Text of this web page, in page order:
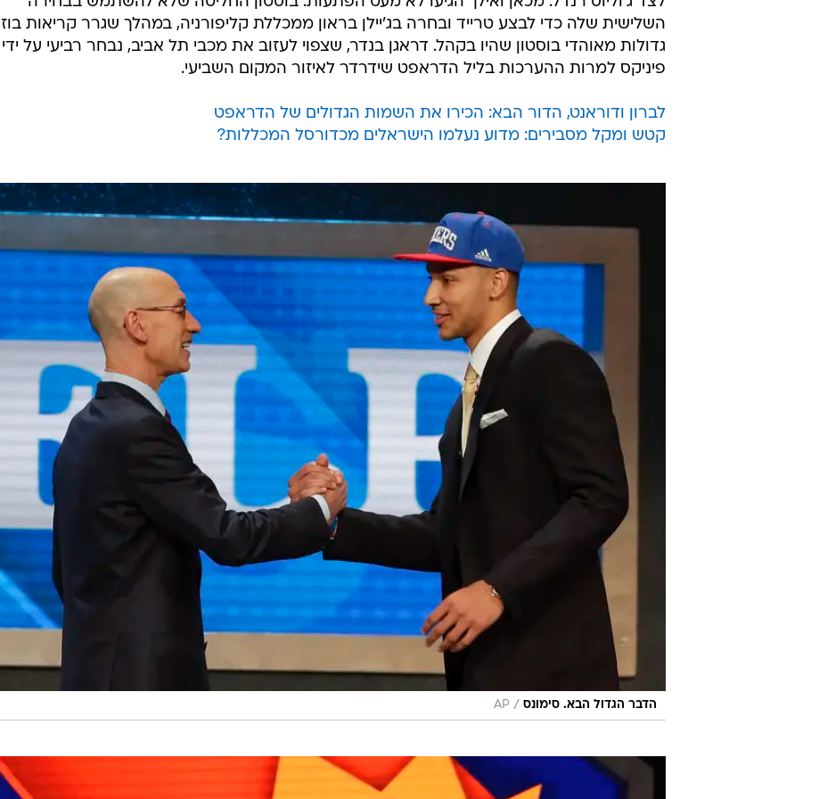
השלישית שלה כדי לבצע טרייד ובחרה בג'יילן בראון ממכללת קליפורניה, במהלך שגרר קריאות בוז
גדולות מאוהדי בוסטון שהיו בקהל. דראגן בנדר, שצפוי לעזוב את מכבי תל אביב, נבחר רביעי על ידי
פיניקס למרות ההערכות בליל הדראפט שידרדר לאיזור המקום השביעי.
לברון ודוראנט, הדור הבא: הכירו את השמות הגדולים של הדראפט
קטש ומקל מסבירים: מדוע נעלמו הישראלים מכדורסל המכללות?
הדבר הגדול הבא. סימונס /
AP